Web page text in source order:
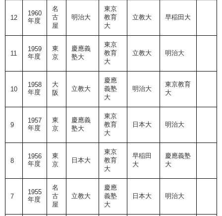
12
1960
年度
名
古
屋
明治大
東京
教育
大
立教大 早稲田大
11
1959
年度
東
京
慶應義
塾大
東京
教育
大
立教大 明治大
10
1958
年度
大
阪
立教大
慶應
義塾
大
明治大
東京教育
大
9
1957
年度
東
京
慶應義
塾大
東京
教育
大
日本大 明治大
8
1956
年度
東
京
日本大
東京
教育
大
早稲田
大
慶應義塾
大
7
1955
年度
名
古
屋
立教大
慶應
義塾
大
日本大 明治大